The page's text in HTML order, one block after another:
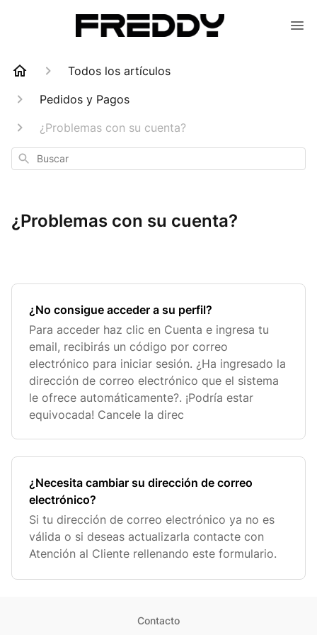
Todos los artículos
Pedidos y Pagos
¿Problemas con su cuenta?
Buscar
¿Problemas con su cuenta?
¿No consigue acceder a su perfil?
Para acceder haz clic en Cuenta e ingresa tu
email, recibirás un código por correo
electrónico para iniciar sesión. ¿Ha ingresado la
dirección de correo electrónico que el sistema
le ofrece automáticamente?. ¡Podría estar
equivocada! Cancele la direc
¿Necesita cambiar su dirección de correo
electrónico?
Si tu dirección de correo electrónico ya no es
válida o si deseas actualizarla contacte con
Atención al Cliente rellenando este formulario.
Contacto